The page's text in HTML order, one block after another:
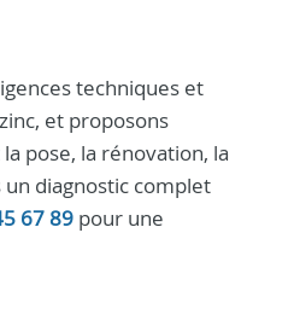
techniques et
et proposons
pose, la rénovation, la
diagnostic complet
67 89 pour une